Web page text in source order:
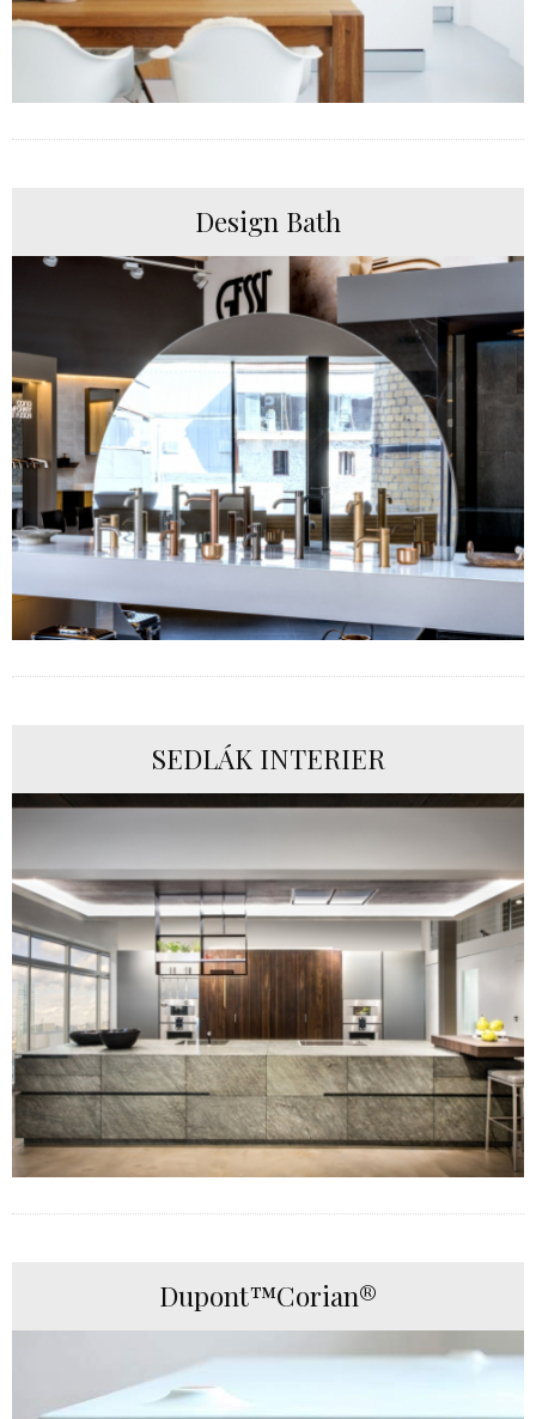
Design Bath
SEDLÁK INTERIER
Dupont™Corian®